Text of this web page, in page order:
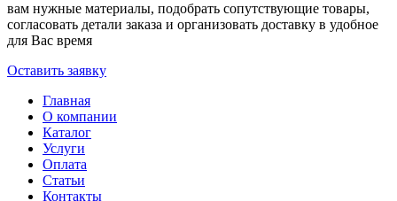
вам нужные материалы, подобрать сопутствующие товары,
согласовать детали заказа и организовать доставку в удобное
для Вас время
Оставить заявку
Главная
О компании
Каталог
Услуги
Оплата
Статьи
Контакты